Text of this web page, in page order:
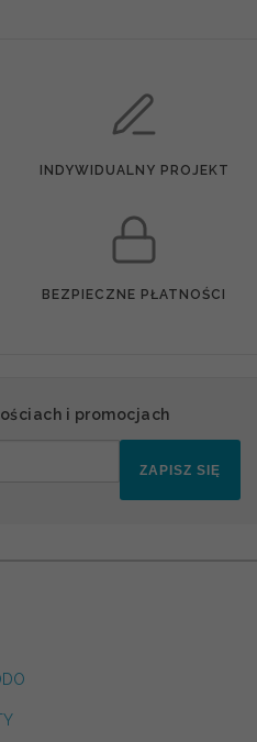
INDYWIDUALNY PROJEKT
BEZPIECZNE PŁATNOŚCI
i promocjach
ZAPISZ SIĘ